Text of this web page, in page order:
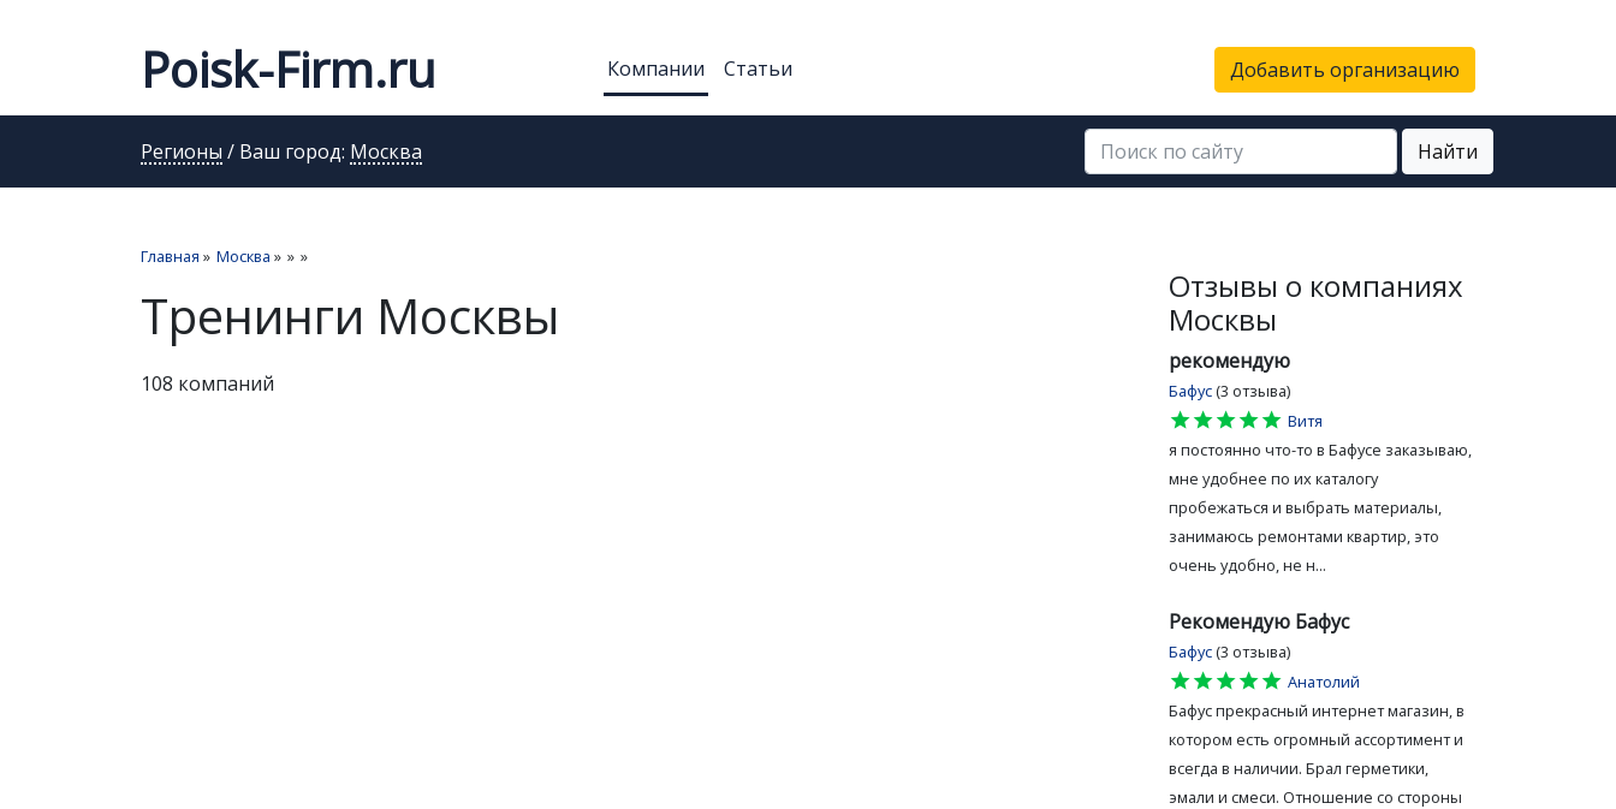
Poisk-Firm.ru Компании Статьи Добавить организацию
Регионы / Ваш город: Москва Найти
Главная » Москва » » »
Тренинги Москвы
108 компаний
Отзывы о компаниях
Москвы
рекомендую
Бафус (3 отзыва)
star
star
star
star
star
Витя
я постоянно что-то в Бафусе заказываю,
мне удобнее по их каталогу
пробежаться и выбрать материалы,
занимаюсь ремонтами квартир, это
очень удобно, не н...
Рекомендую Бафус
Бафус (3 отзыва)
star
star
star
star
star
Анатолий
Бафус прекрасный интернет магазин, в
котором есть огромный ассортимент и
всегда в наличии. Брал герметики,
эмали и смеси. Отношение со стороны